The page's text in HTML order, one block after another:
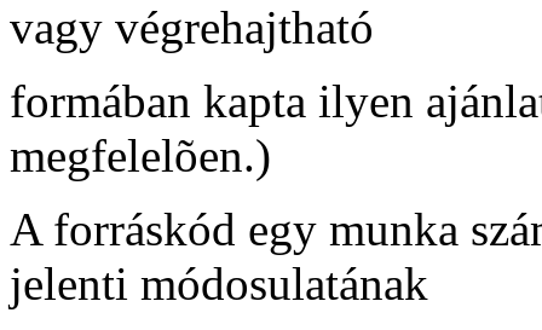
vagy végrehajtható
formában kapta ilyen
megfelelõen.)
A forráskód egy munka
jelenti módosulatának